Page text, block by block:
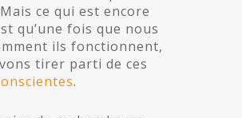
ce qui est encore
qu’une fois que nous
ils fonctionnent,
tirer parti de ces
.